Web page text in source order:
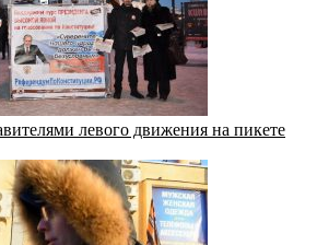
левого движения на пикете